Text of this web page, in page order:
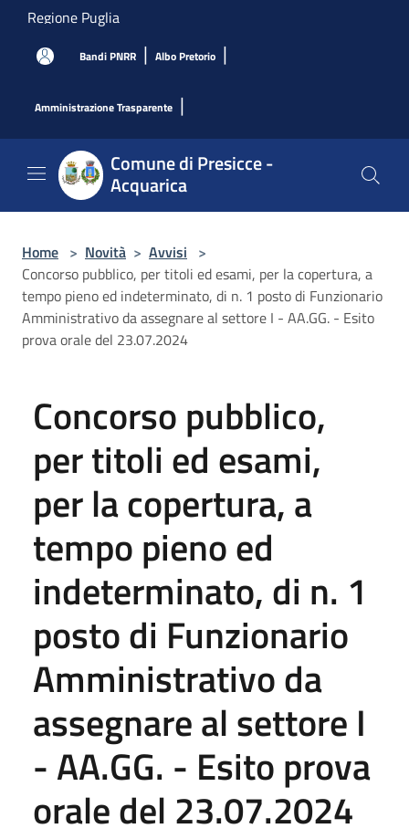
Salta al contenuto principale
Regione Puglia
Bandi PNRR | Albo Pretorio |
Amministrazione Trasparente |
Comune di Presicce -
Acquarica
Home > Novità > Avvisi >
Concorso pubblico, per titoli ed esami, per la copertura, a
tempo pieno ed indeterminato, di n. 1 posto di Funzionario
Amministrativo da assegnare al settore I - AA.GG. - Esito
prova orale del 23.07.2024
Concorso pubblico,
per titoli ed esami,
per la copertura, a
tempo pieno ed
indeterminato, di n. 1
posto di Funzionario
Amministrativo da
assegnare al settore I
- AA.GG. - Esito prova
orale del 23.07.2024